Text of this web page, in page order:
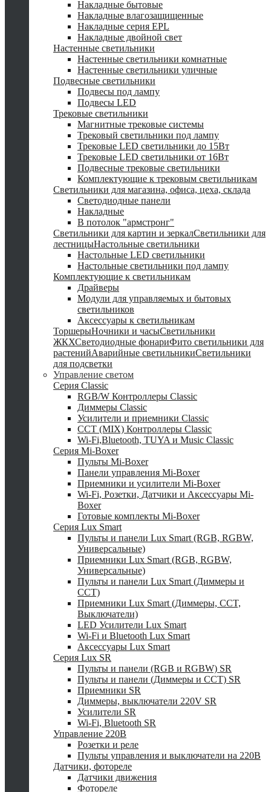
Накладные бытовые
Накладные влагозащищенные
Накладные серия EPL
Накладные двойной свет
Настенные светильники
Настенные светильники комнатные
Настенные светильники уличные
Подвесные светильники
Подвесы под лампу
Подвесы LED
Трековые светильники
Магнитные трековые системы
Трековый светильники под лампу
Трековые LED светильники до 15Вт
Трековые LED светильники от 16Вт
Подвесные трековые светильники
Комплектующие к трековым светильникам
Светильники для магазина, офиса, цеха, склада
Светодиодные панели
Накладные
В потолок "армстронг"
Светильники для картин и зеркалСветильники для
лестницыНастольные светильники
Настольные LED светильники
Настольные светильники под лампу
Комплектующие к светильникам
Драйверы
Модули для управляемых и бытовых
светильников
Аксессуары к светильникам
ТоршерыНочники и часыСветильники
ЖКХСветодиодные фонариФито светильники для
растенийАварийные светильникиСветильники
для подсветки
Управление светом
Серия Classic
RGB/W Контроллеры Classic
Диммеры Classic
Усилители и приемники Classic
CCT (MIX) Контроллеры Classic
Wi-Fi,Bluetooth, TUYA и Music Classic
Серия Mi-Boxer
Пульты Mi-Boxer
Панели управления Mi-Boxer
Приемники и усилители Mi-Boxer
Wi-Fi, Розетки, Датчики и Аксессуары Mi-
Boxer
Готовые комплекты Mi-Boxer
Серия Lux Smart
Пульты и панели Lux Smart (RGB, RGBW,
Универсальные)
Приемники Lux Smart (RGB, RGBW,
Универсальные)
Пульты и панели Lux Smart (Диммеры и
CCT)
Приемники Lux Smart (Диммеры, CCT,
Выключатели)
LED Усилители Lux Smart
Wi-Fi и Bluetooth Lux Smart
Аксессуары Lux Smart
Серия Lux SR
Пульты и панели (RGB и RGBW) SR
Пульты и панели (Диммеры и CCT) SR
Приемники SR
Диммеры, выключатели 220V SR
Усилители SR
Wi-Fi, Bluetooth SR
Управление 220В
Розетки и реле
Пульты управления и выключатели на 220В
Датчики, фотореле
Датчики движения
Фотореле